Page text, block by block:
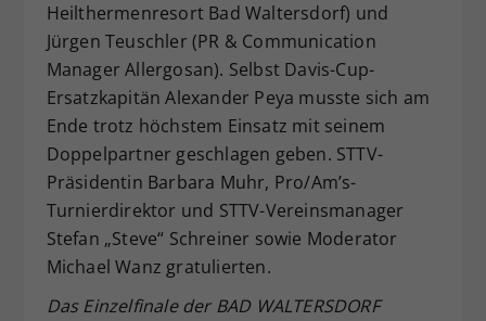
Heilthermenresort Bad Waltersdorf) und
Jürgen Teuschler (PR & Communication
Manager Allergosan). Selbst Davis-Cup-
Ersatzkapitän Alexander Peya musste sich am
Ende trotz höchstem Einsatz mit seinem
Doppelpartner geschlagen geben. STTV-
Präsidentin Barbara Muhr, Pro/Am’s-
Turnierdirektor und STTV-Vereinsmanager
Stefan „Steve“ Schreiner sowie Moderator
Michael Wanz gratulierten.
Das Einzelfinale der BAD WALTERSDORF